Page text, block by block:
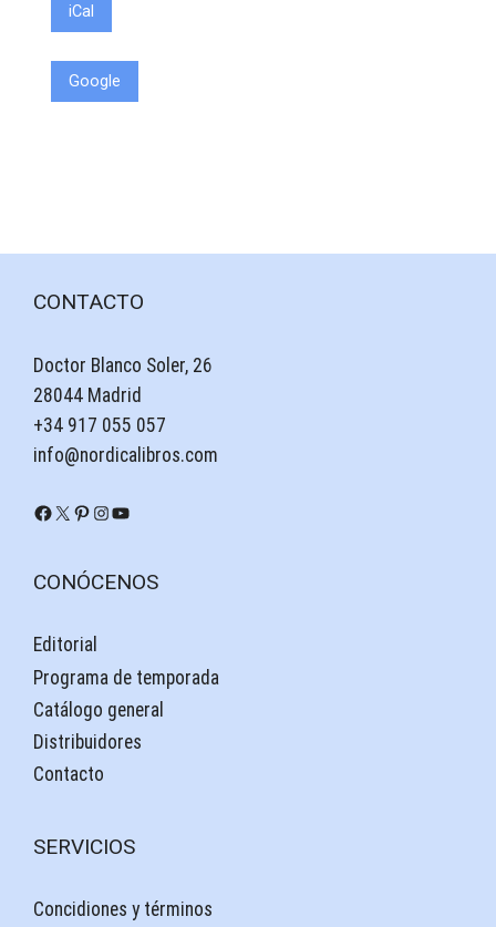
iCal
Google
CONTACTO
Doctor Blanco Soler, 26
28044 Madrid
+34 917 055 057
info@nordicalibros.com
Facebook
X Pinterest
Instagram
YouTube
CONÓCENOS
Editorial
Programa de temporada
Catálogo general
Distribuidores
Contacto
SERVICIOS
Concidiones y términos